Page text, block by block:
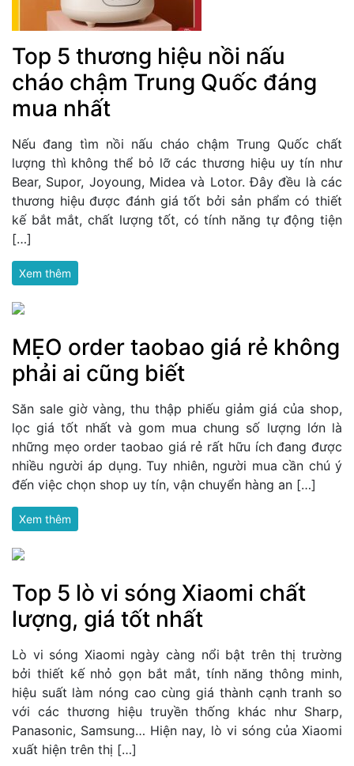
Top 5 thương hiệu nồi nấu
cháo chậm Trung Quốc đáng
mua nhất
Nếu đang tìm nồi nấu cháo chậm Trung Quốc chất
lượng thì không thể bỏ lỡ các thương hiệu uy tín như
Bear, Supor, Joyoung, Midea và Lotor. Đây đều là các
thương hiệu được đánh giá tốt bởi sản phẩm có thiết
kế bắt mắt, chất lượng tốt, có tính năng tự động tiện
[…]
Xem thêm
MẸO order taobao giá rẻ không
phải ai cũng biết
Săn sale giờ vàng, thu thập phiếu giảm giá của shop,
lọc giá tốt nhất và gom mua chung số lượng lớn là
những mẹo order taobao giá rẻ rất hữu ích đang được
nhiều người áp dụng. Tuy nhiên, người mua cần chú ý
đến việc chọn shop uy tín, vận chuyển hàng an […]
Xem thêm
Top 5 lò vi sóng Xiaomi chất
lượng, giá tốt nhất
Lò vi sóng Xiaomi ngày càng nổi bật trên thị trường
bởi thiết kế nhỏ gọn bắt mắt, tính năng thông minh,
hiệu suất làm nóng cao cùng giá thành cạnh tranh so
với các thương hiệu truyền thống khác như Sharp,
Panasonic, Samsung… Hiện nay, lò vi sóng của Xiaomi
xuất hiện trên thị […]